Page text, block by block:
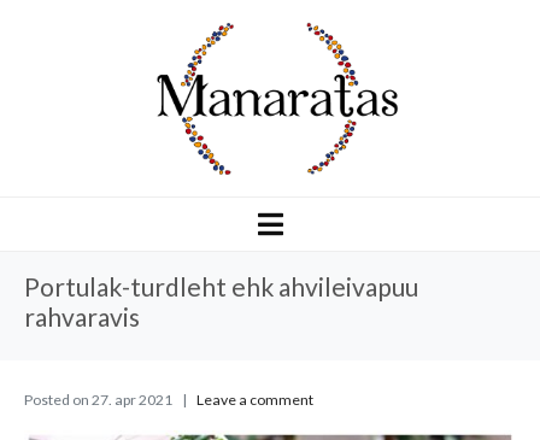
Portulak-turdleht ehk ahvileivapuu
rahvaravis
Posted on 27. apr 2021 Leave a comment